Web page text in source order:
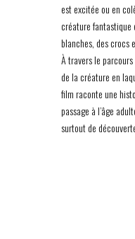
est excitée ou en
créature fantastique
blanches, des crocs
À travers le
de la créature en
film raconte une
passage à l’âge
surtout de